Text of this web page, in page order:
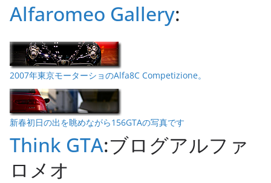
Alfaromeo Gallery:
2007年東京モーターショのAlfa8C Competizione。
新春初日の出を眺めながら156GTAの写真です
Think GTA:ブログアルファ
ロメオ